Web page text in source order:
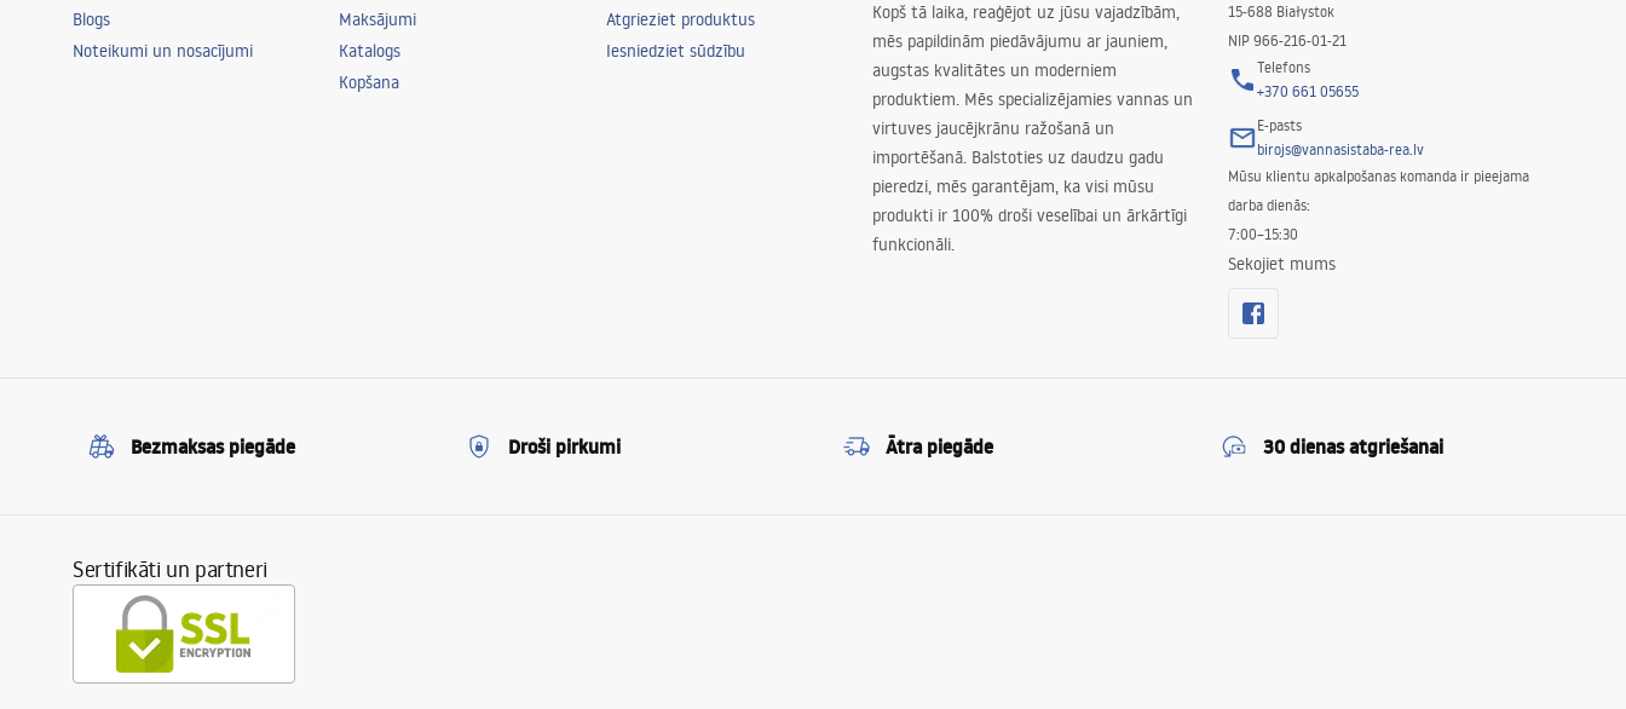
Blogs
Noteikumi un nosacījumi
Maksājumi
Katalogs
Kopšana
Atgrieziet produktus
Iesniedziet sūdzību
Kopš tā laika, reaģējot uz jūsu vajadzībām,
mēs papildinām piedāvājumu ar jauniem,
augstas kvalitātes un moderniem
produktiem. Mēs specializējamies vannas un
virtuves jaucējkrānu ražošanā un
importēšanā. Balstoties uz daudzu gadu
pieredzi, mēs garantējam, ka visi mūsu
produkti ir 100% droši veselībai un ārkārtīgi
funkcionāli.
15-688 Białystok
NIP 966-216-01-21
Telefons
+370 661 05655
E-pasts
birojs@vannasistaba-rea.lv
Mūsu klientu apkalpošanas komanda ir pieejama
darba dienās:
7:00–15:30
Sekojiet mums
Bezmaksas piegāde Droši pirkumi Ātra piegāde 30 dienas atgriešanai
Sertifikāti un partneri